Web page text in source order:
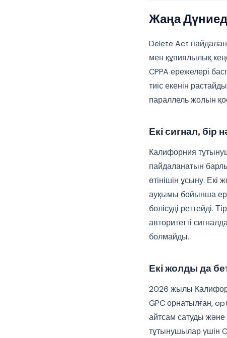
Жаңа
Delete Act
мен құпиялылық
CPPA ережелері
тиіс екенін
параллель жолын
Екі сигнал, бір
Калифорния
пайдаланатын
өтінішін ұсыну. Екі
ауқымы бойынша
бөлісуді реттейді.
авторитетті
болмайды.
Екі жолды да
2026 жылы
GPC орнатылған,
айтсам сатуды және
тұтынушылар үшін